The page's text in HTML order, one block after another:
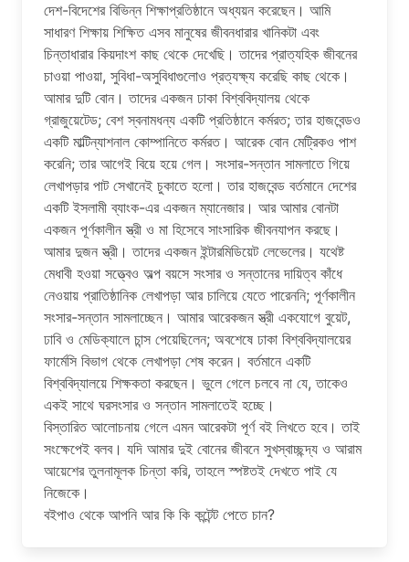
দেশ-বিদেশের বিভিন্ন শিক্ষাপ্রতিষ্ঠানে অধ্যয়ন করেছেন। আমি
সাধারণ শিক্ষায় শিক্ষিত এসব মানুষের জীবনধারার খানিকটা এবং
চিন্তাধারার কিয়দাংশ কাছ থেকে দেখেছি। তাদের প্রাত্যহিক জীবনের
চাওয়া পাওয়া, সুবিধা-অসুবিধাগুলোও প্রত্যক্ষ্য করেছি কাছ থেকে।
আমার দুটি বোন। তাদের একজন ঢাকা বিশ্ববিদ্যালয় থেকে
গ্রাজুয়েটেড; বেশ স্বনামধন্য একটি প্রতিষ্ঠানে কর্মরত; তার হাজবেন্ডও
একটি মাল্টিন্যাশনাল কোম্পানিতে কর্মরত। আরেক বোন মেট্রিকও পাশ
করেনি; তার আগেই বিয়ে হয়ে গেল। সংসার-সন্তান সামলাতে গিয়ে
লেখাপড়ার পাট সেখানেই চুকাতে হলো। তার হাজবেন্ড বর্তমানে দেশের
একটি ইসলামী ব্যাংক-এর একজন ম্যানেজার। আর আমার বোনটা
একজন পূর্ণকালীন স্ত্রী ও মা হিসেবে সাংসারিক জীবনযাপন করছে।
আমার দুজন স্ত্রী। তাদের একজন ইন্টারমিডিয়েট লেভেলের। যথেষ্ট
মেধাবী হওয়া সত্ত্বেও অল্প বয়সে সংসার ও সন্তানের দায়িত্ব কাঁধে
নেওয়ায় প্রাতিষ্ঠানিক লেখাপড়া আর চালিয়ে যেতে পারেননি; পূর্ণকালীন
সংসার-সন্তান সামলাচ্ছেন। আমার আরেকজন স্ত্রী একযোগে বুয়েট,
ঢাবি ও মেডিক্যালে চান্স পেয়েছিলেন; অবশেষে ঢাকা বিশ্ববিদ্যালয়ের
ফার্মেসি বিভাগ থেকে লেখাপড়া শেষ করেন। বর্তমানে একটি
বিশ্ববিদ্যালয়ে শিক্ষকতা করছেন। ভুলে গেলে চলবে না যে, তাকেও
একই সাথে ঘরসংসার ও সন্তান সামলাতেই হচ্ছে।
বিস্তারিত আলোচনায় গেলে এমন আরেকটা পূর্ণ বই লিখতে হবে। তাই
সংক্ষেপেই বলব। যদি আমার দুই বোনের জীবনে সুখস্বাচ্ছন্দ্য ও আরাম
আয়েশের তুলনামূলক চিন্তা করি, তাহলে স্পষ্টতই দেখতে পাই যে
নিজেকে।
বইপাও থেকে আপনি আর কি কি কন্টেন্ট পেতে চান?